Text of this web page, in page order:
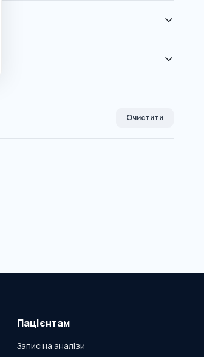
Очистити
Пацієнтам
Запис на аналізи